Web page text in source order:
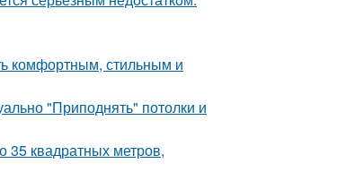
комфортным, стильным и
"Приподнять" потолки и
35 квадратных метров,